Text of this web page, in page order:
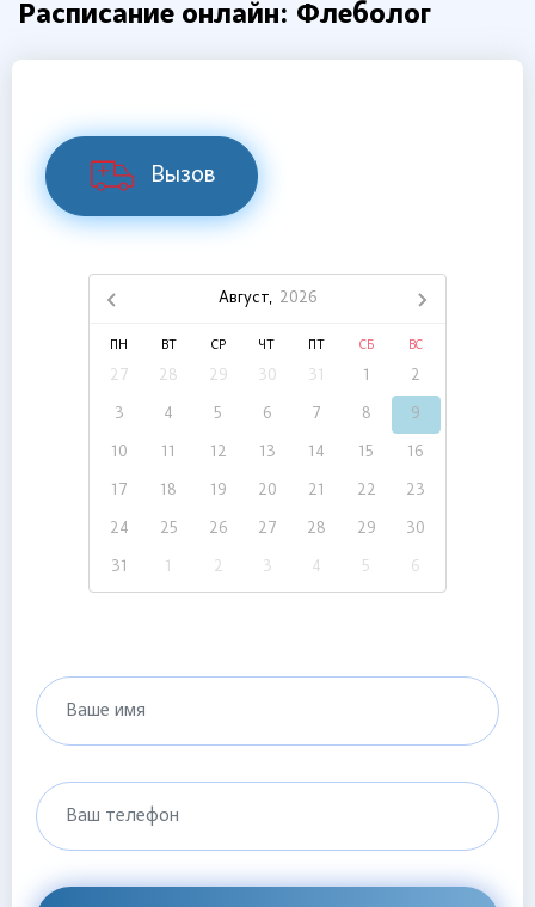
Расписание онлайн: Флеболог
Вызов
Август, 2026
ПН ВТ СР ЧТ СБ ВС
27 28 29 30 31 1 2
3 4 5 6 7 8 9
10 11 12 13 14 15 16
17 18 19 20 21 22 23
24 25 26 27 28 29 30
31 1 2 3 4 5 6
Ваше имя
Ваш телефон